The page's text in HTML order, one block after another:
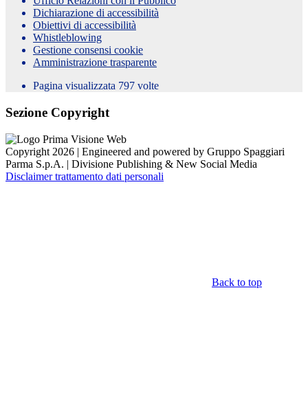
Dichiarazione di accessibilità
Obiettivi di accessibilità
Whistleblowing
Gestione consensi cookie
Amministrazione trasparente
Pagina visualizzata 797 volte
Sezione Copyright
Copyright 2026 | Engineered and powered by Gruppo Spaggiari
Parma S.p.A. | Divisione Publishing & New Social Media
Disclaimer trattamento dati personali
Back to top